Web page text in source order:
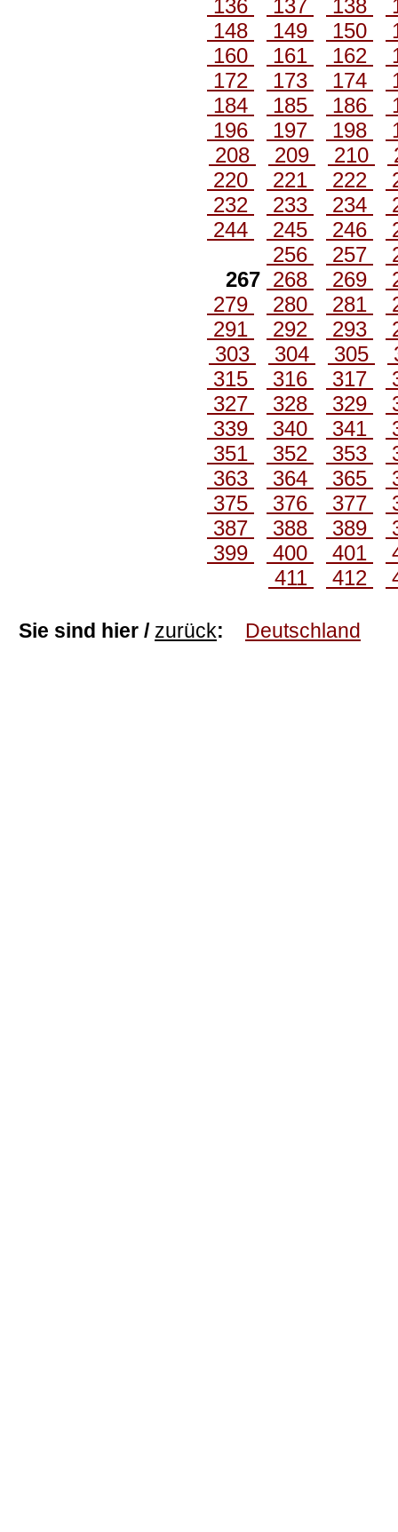
136
137 138
148
149 150
160
161 162
172
173 174
184
185 186
196
197 198
208
209 210
220
221 222
232
233 234
244
245 246
256
257
267 268 269
279
280 281
291
292 293
303
304 305
315
316 317
327
328 329
339
340 341
351
352 353
363
364 365
375
376 377
387
388 389
399
400 401
411
412
Sie sind hier / zurück: Deutschland